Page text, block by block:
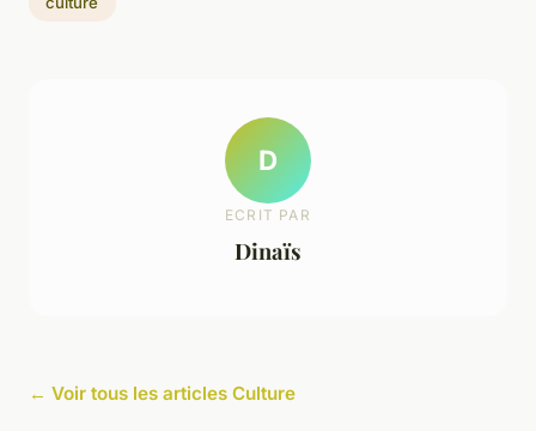
D
ECRIT PAR
Dinaïs
← Voir tous les articles Culture